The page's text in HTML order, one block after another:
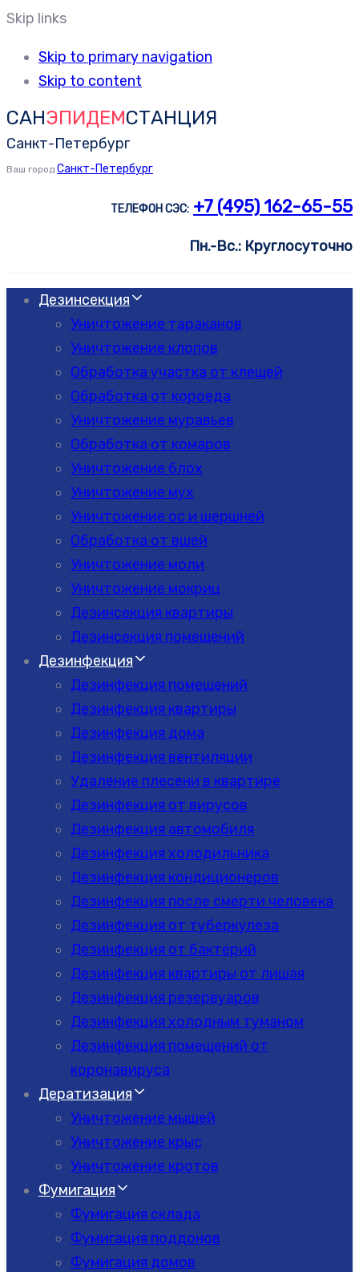
Skip links
Skip to primary navigation
Skip to content
САНЭПИДЕМСТАНЦИЯ
Санкт-Петербург
Ваш город Санкт-Петербург
ТЕЛЕФОН СЭС: +7 (495) 162-65-55
Пн.-Вс.: Круглосуточно
Дезинсекция
Уничтожение тараканов
Уничтожение клопов
Обработка участка от клещей
Обработка от короеда
Уничтожение муравьев
Обработка от комаров
Уничтожение блох
Уничтожение мух
Уничтожение ос и шершней
Обработка от вшей
Уничтожение моли
Уничтожение мокриц
Дезинсекция квартиры
Дезинсекция помещений
Дезинфекция
Дезинфекция помещений
Дезинфекция квартиры
Дезинфекция дома
Дезинфекция вентиляции
Удаление плесени в квартире
Дезинфекция от вирусов
Дезинфекция автомобиля
Дезинфекция холодильника
Дезинфекция кондиционеров
Дезинфекция после смерти человека
Дезинфекция от туберкулеза
Дезинфекция от бактерий
Дезинфекция квартиры от лишая
Дезинфекция резервуаров
Дезинфекция холодным туманом
Дезинфекция помещений от
коронавируса
Дератизация
Уничтожение мышей
Уничтожение крыс
Уничтожение кротов
Фумигация
Фумигация склада
Фумигация поддонов
Фумигация домов